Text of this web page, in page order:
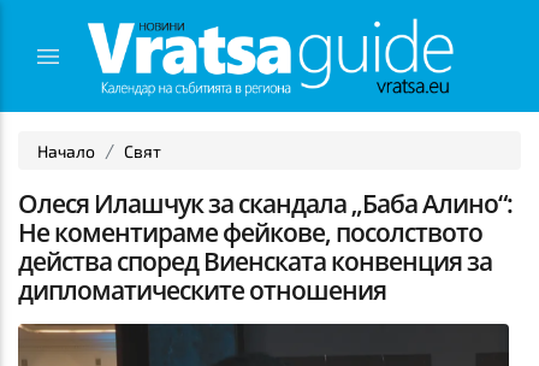
Начало Свят
Олеся Илашчук за скандала „Баба Алино“:
Не коментираме фейкове, посолството
действа според Виенската конвенция за
дипломатическите отношения